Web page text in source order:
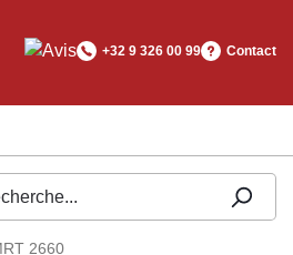
+32 9 326 00 99 Contact
2660